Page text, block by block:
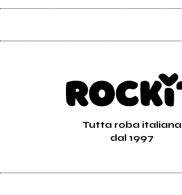
Tutta roba italiana
dal 1997